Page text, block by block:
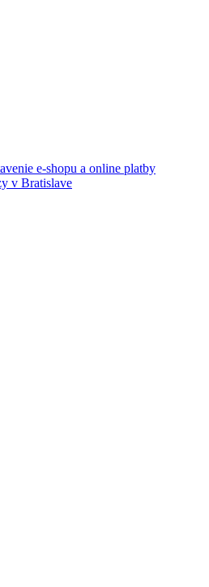
e-shopu a online platby